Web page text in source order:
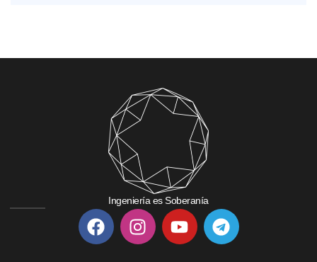
Ingeniería es Soberanía